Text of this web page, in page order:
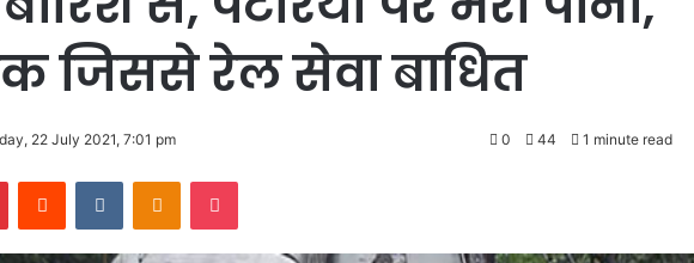
जिससे रेल सेवा बाधित
22 July 2021, 7:01 pm 0 44 1 minute read
PinterestReddit VKontakteOdnoklassniki
Pocket